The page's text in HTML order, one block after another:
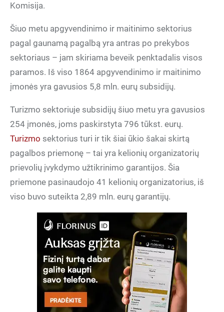
Komisija.
Šiuo metu apgyvendinimo ir maitinimo sektorius
pagal gaunamą pagalbą yra antras po prekybos
sektoriaus – jam skiriama beveik penktadalis visos
paramos. Iš viso 1864 apgyvendinimo ir maitinimo
įmonės yra gavusios 5,8 mln. eurų subsidijų.
Turizmo sektoriuje subsidijų šiuo metu yra gavusios
254 įmonės, joms paskirstyta 796 tūkst. eurų.
Turizmo sektorius turi ir tik šiai ūkio šakai skirtą
pagalbos priemonę – tai yra kelionių organizatorių
prievolių įvykdymo užtikrinimo garantijos. Šia
priemone pasinaudojo 41 kelionių organizatorius, iš
viso buvo suteikta 2,89 mln. eurų garantijų.